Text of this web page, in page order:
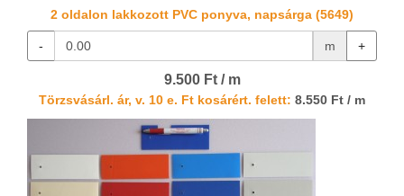
2 oldalon lakkozott PVC ponyva, napsárga (5649)
- m +
9.500 Ft / m
Törzsvásárl. ár, v. 10 e. Ft kosárért. felett: 8.550 Ft / m